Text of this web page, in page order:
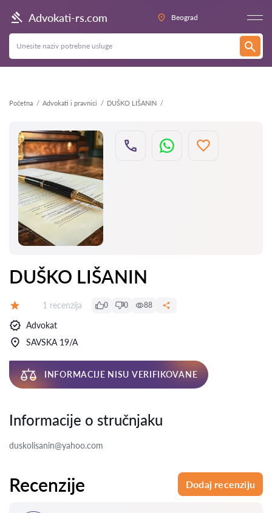
Advokati-rs.com Beograd
Početna Advokati i pravnici DUŠKO LIŠANIN
Nazad
DUŠKO LIŠANIN
Recenzija:
1 recenzija 0 0 88
Advokat
SAVSKA 19/A
INFORMACIJE NISU VERIFIKOVANE
Informacije o stručnjaku
duskolisanin@yahoo.com
Recenzije Dodaj recenziju